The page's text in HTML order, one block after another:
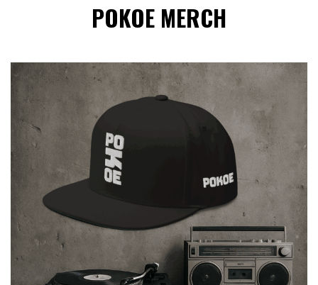
POKOE MERCH